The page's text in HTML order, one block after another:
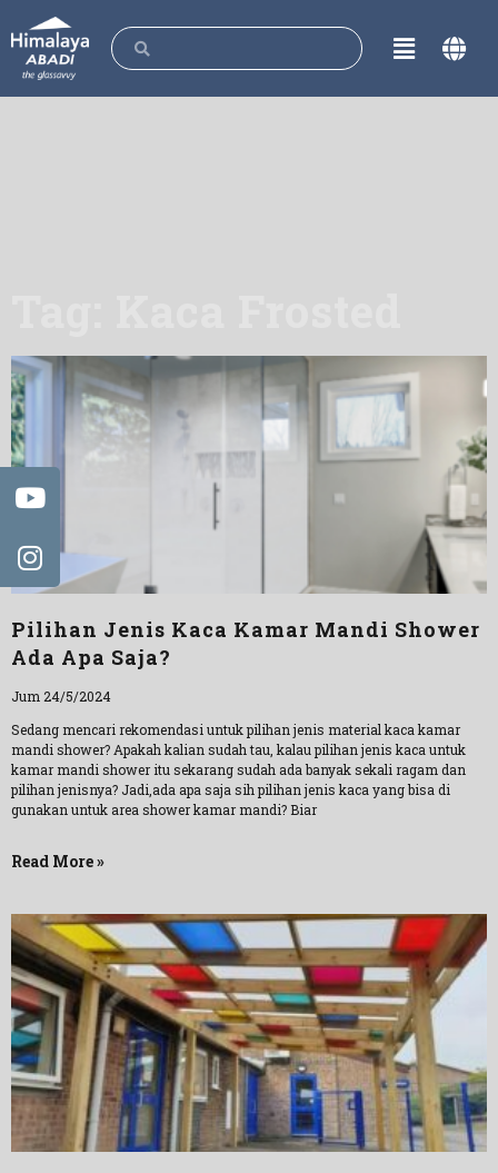
Pilihan Jenis Kaca Kamar Mandi Shower
Ada Apa Saja?
Jum 24/5/2024
Sedang mencari rekomendasi untuk pilihan jenis material kaca kamar
mandi shower? Apakah kalian sudah tau, kalau pilihan jenis kaca untuk
kamar mandi shower itu sekarang sudah ada banyak sekali ragam dan
pilihan jenisnya? Jadi,ada apa saja sih pilihan jenis kaca yang bisa di
gunakan untuk area shower kamar mandi? Biar
Read More »